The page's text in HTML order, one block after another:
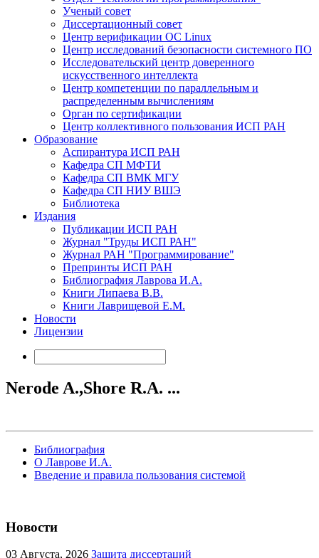
Ученый совет
Диссертационный совет
Центр верификации ОС Linux
Центр исследований безопасности системного ПО
Исследовательский центр доверенного
искусственного интеллекта
Центр компетенции по параллельным и
распределенным вычислениям
Орган по сертификации
Центр коллективного пользования ИСП РАН
Образование
Аспирантура ИСП РАН
Кафедра СП МФТИ
Кафедра СП ВМК МГУ
Кафедра СП НИУ ВШЭ
Библиотека
Издания
Публикации ИСП РАН
Журнал "Труды ИСП РАН"
Журнал РАН "Программирование"
Препринты ИСП РАН
Библиография Лаврова И.А.
Книги Липаева В.В.
Книги Лаврищевой Е.М.
Новости
Лицензии
Nerode A.,Shore R.A. ...
Библиография
О Лаврове И.А.
Введение и правила пользования системой
Новости
03 Августа, 2026 Защита диссертаций